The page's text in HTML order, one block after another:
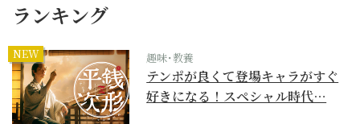
ランキング
NEW 趣味･教養
テンポが良くて登場キャラがすぐ
好きになる！スペシャル時代…